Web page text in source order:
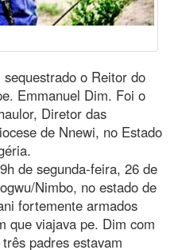
o Reitor do
Emmanuel Dim. Foi o
Diretor das
de Nnewi, no Estado
de segunda-feira, 26 de
Nimbo, no estado de
fortemente armados
que viajava pe. Dim com
padres estavam